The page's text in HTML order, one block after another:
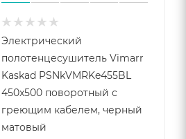
Электрический
полотенцесушитель Vimarr
Kaskad PSNkVMRKe455BL
450x500 поворотный с
греющим кабелем, черный
матовый